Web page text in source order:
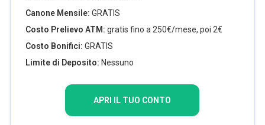
Canone Mensile: GRATIS
Costo Prelievo ATM: gratis fino a 250€/mese, poi 2€
Costo Bonifici: GRATIS
Limite di Deposito: Nessuno
APRI IL TUO CONTO